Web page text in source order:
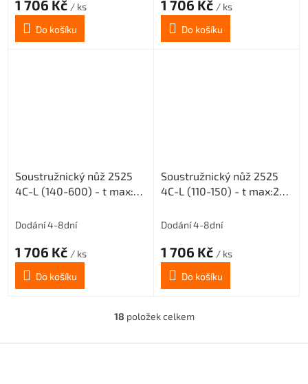
1 706 Kč / ks
Do košíku
1 706 Kč / ks
Do košíku
Soustružnický nůž 2525
4C-L (140-600) - t max:25
Dodání 4-8dní
1 706 Kč / ks
Do košíku
Soustružnický nůž 2525
4C-L (110-150) - t max:20
Dodání 4-8dní
1 706 Kč / ks
Do košíku
O
l
18 položek celkem